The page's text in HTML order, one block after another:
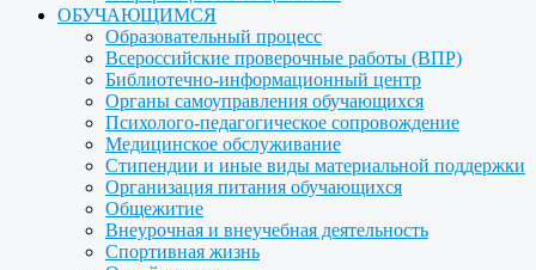
ОБУЧАЮЩИМСЯ
Образовательный процесс
Всероссийские проверочные работы (ВПР)
Библиотечно-информационный центр
Органы самоуправления обучающихся
Психолого-педагогическое сопровождение
Медицинское обслуживание
Стипендии и иные виды материальной поддержки
Организация питания обучающихся
Общежитие
Внеурочная и внеучебная деятельность
Спортивная жизнь